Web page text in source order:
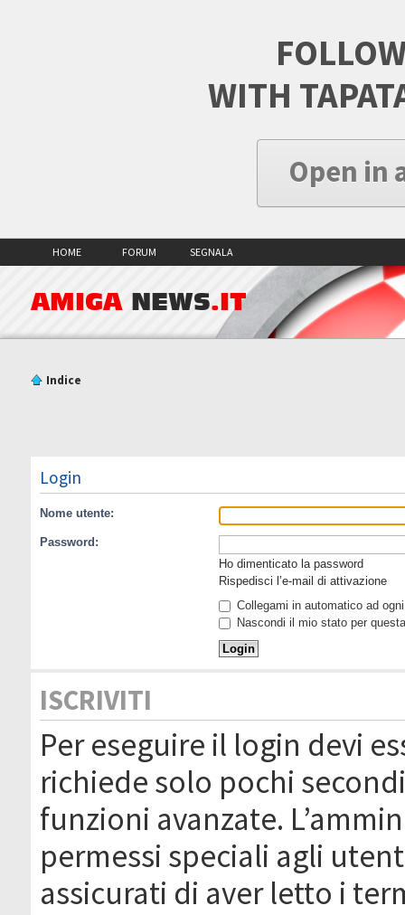
WITH
Open in
HOME FORUM SEGNALA
AMIGA NEWS.IT
Indice
Login
Nome utente:
Password:
Ho dimenticato la password
Rispedisci l’e-mail di attivazione
Collegami in automatico ad
Nascondi il mio stato per
ISCRIVITI
Per eseguire il login devi
richiede solo pochi
funzioni avanzate.
permessi speciali agli
assicurati di aver letto i